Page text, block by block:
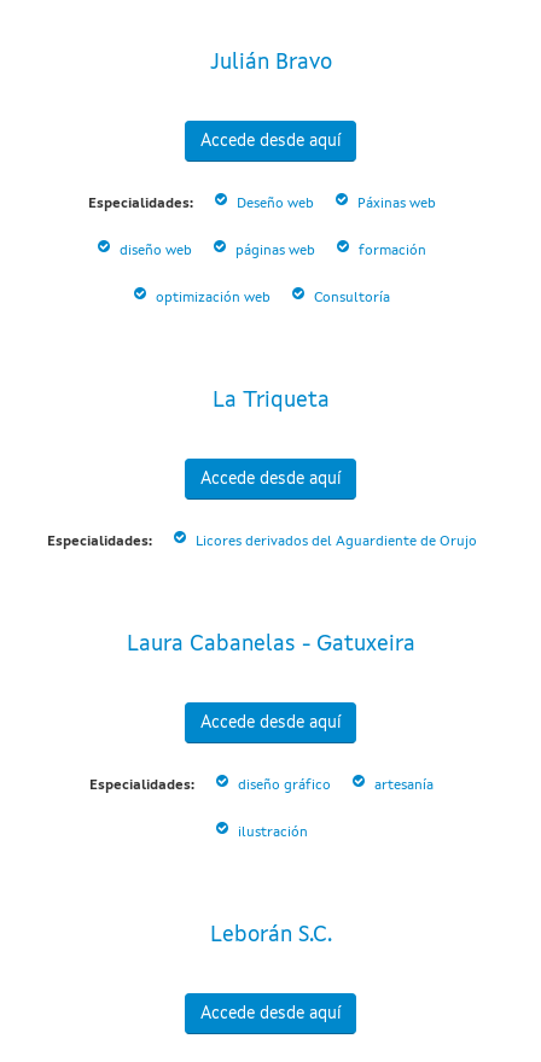
Julián Bravo
Accede desde aquí
Especialidades: Deseño web Páxinas web
diseño web páginas web formación
optimización web Consultoría
La Triqueta
Accede desde aquí
Especialidades: Licores derivados del Aguardiente de Orujo
Laura Cabanelas - Gatuxeira
Accede desde aquí
Especialidades: diseño gráfico artesanía
ilustración
Leborán S.C.
Accede desde aquí